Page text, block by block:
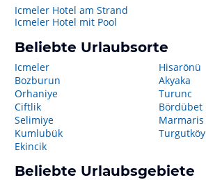
Icmeler Hotel am Strand
Icmeler Hotel mit Pool
Beliebte Urlaubsorte
Icmeler
Bozburun
Orhaniye
Ciftlik
Selimiye
Kumlubük
Ekincik
Hisarönü
Akyaka
Turunc
Bördübet
Marmaris
Turgutköy
Beliebte Urlaubsgebiete